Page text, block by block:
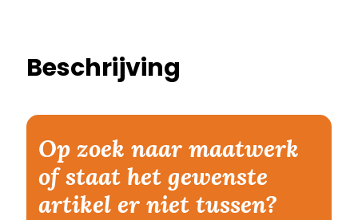
Beschrijving
Op zoek naar maatwerk
of staat het gewenste
artikel er niet tussen?